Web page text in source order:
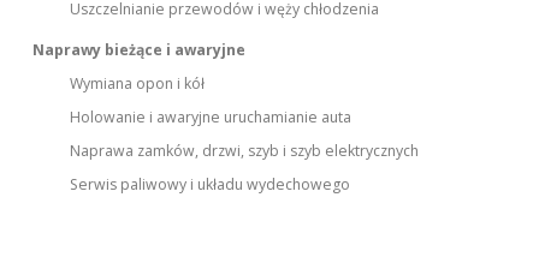
Uszczelnianie przewodów i węży chłodzenia
Naprawy bieżące i awaryjne
Wymiana opon i kół
Holowanie i awaryjne uruchamianie auta
Naprawa zamków, drzwi, szyb i szyb elektrycznych
Serwis paliwowy i układu wydechowego